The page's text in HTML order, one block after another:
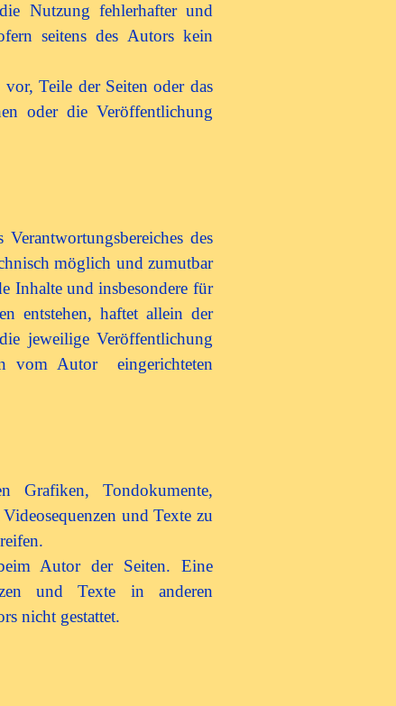
Nutzung fehlerhafter und
seitens des Autors kein
Teile der Seiten oder das
oder die Veröffentlichung
des
möglich und zumutbar
Inhalte und insbesondere für
entstehen, haftet allein der
jeweilige Veröffentlichung
vom Autor eingerichteten
Grafiken, Tondokumente,
und Texte zu
Autor der Seiten. Eine
und Texte in anderen
nicht gestattet.